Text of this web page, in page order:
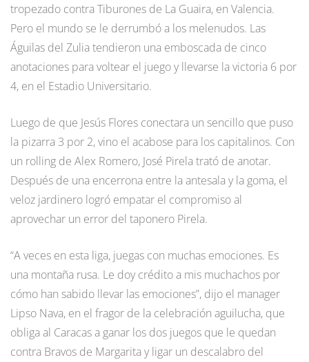
tropezado contra Tiburones de La Guaira, en Valencia.
Pero el mundo se le derrumbó a los melenudos. Las
Águilas del Zulia tendieron una emboscada de cinco
anotaciones para voltear el juego y llevarse la victoria 6 por
4, en el Estadio Universitario.
Luego de que Jesús Flores conectara un sencillo que puso
la pizarra 3 por 2, vino el acabose para los capitalinos. Con
un rolling de Alex Romero, José Pirela trató de anotar.
Después de una encerrona entre la antesala y la goma, el
veloz jardinero logró empatar el compromiso al
aprovechar un error del taponero Pirela.
“A veces en esta liga, juegas con muchas emociones. Es
una montaña rusa. Le doy crédito a mis muchachos por
cómo han sabido llevar las emociones”, dijo el manager
Lipso Nava, en el fragor de la celebración aguilucha, que
obliga al Caracas a ganar los dos juegos que le quedan
contra Bravos de Margarita y ligar un descalabro del